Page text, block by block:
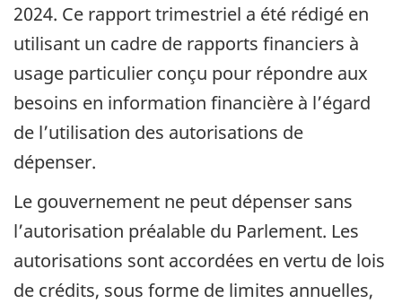
2024. Ce rapport trimestriel a été rédigé en
utilisant un cadre de rapports financiers à
usage particulier conçu pour répondre aux
besoins en information financière à l’égard
de l’utilisation des autorisations de
dépenser.
Le gouvernement ne peut dépenser sans
l’autorisation préalable du Parlement. Les
autorisations sont accordées en vertu de lois
de crédits, sous forme de limites annuelles,